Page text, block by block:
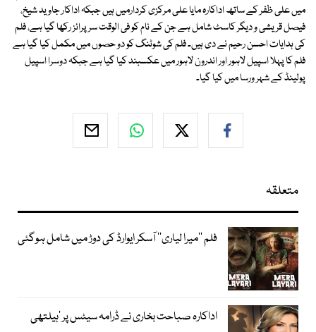
میں علی ظفر کے ساتھ اداکارہ مایا علی مرکزی کردارمیں ہیں جبکہ اداکار جاوید شیخ،
فیصل قریشی و دیگر کاسٹ شامل ہے جن کے نام کو فی الوقت سرپرائز رکھا گیا ہے، فلم
کی ہدایات احسن رحیم نے دی ہیں۔ فلم کی شوٹنگ کو دو حصوں میں مکمل کیا گیا ہے
فلم کا پہلا اسپیل لاہور اور اندرون لاہور میں عکسبند کیا گیا ہے جبکہ دوسرا اسپیل
پولینڈ کے شہر ورسا میں کیا گیا۔
متعلقہ
فلم ’’میرا لیاری‘‘ آسکر ایوارڈ کی دوڑ میں شامل ہوگئی
اداکارہ صباحت بخاری نے ڈرامہ سیٹس پر ’ہیلتھی